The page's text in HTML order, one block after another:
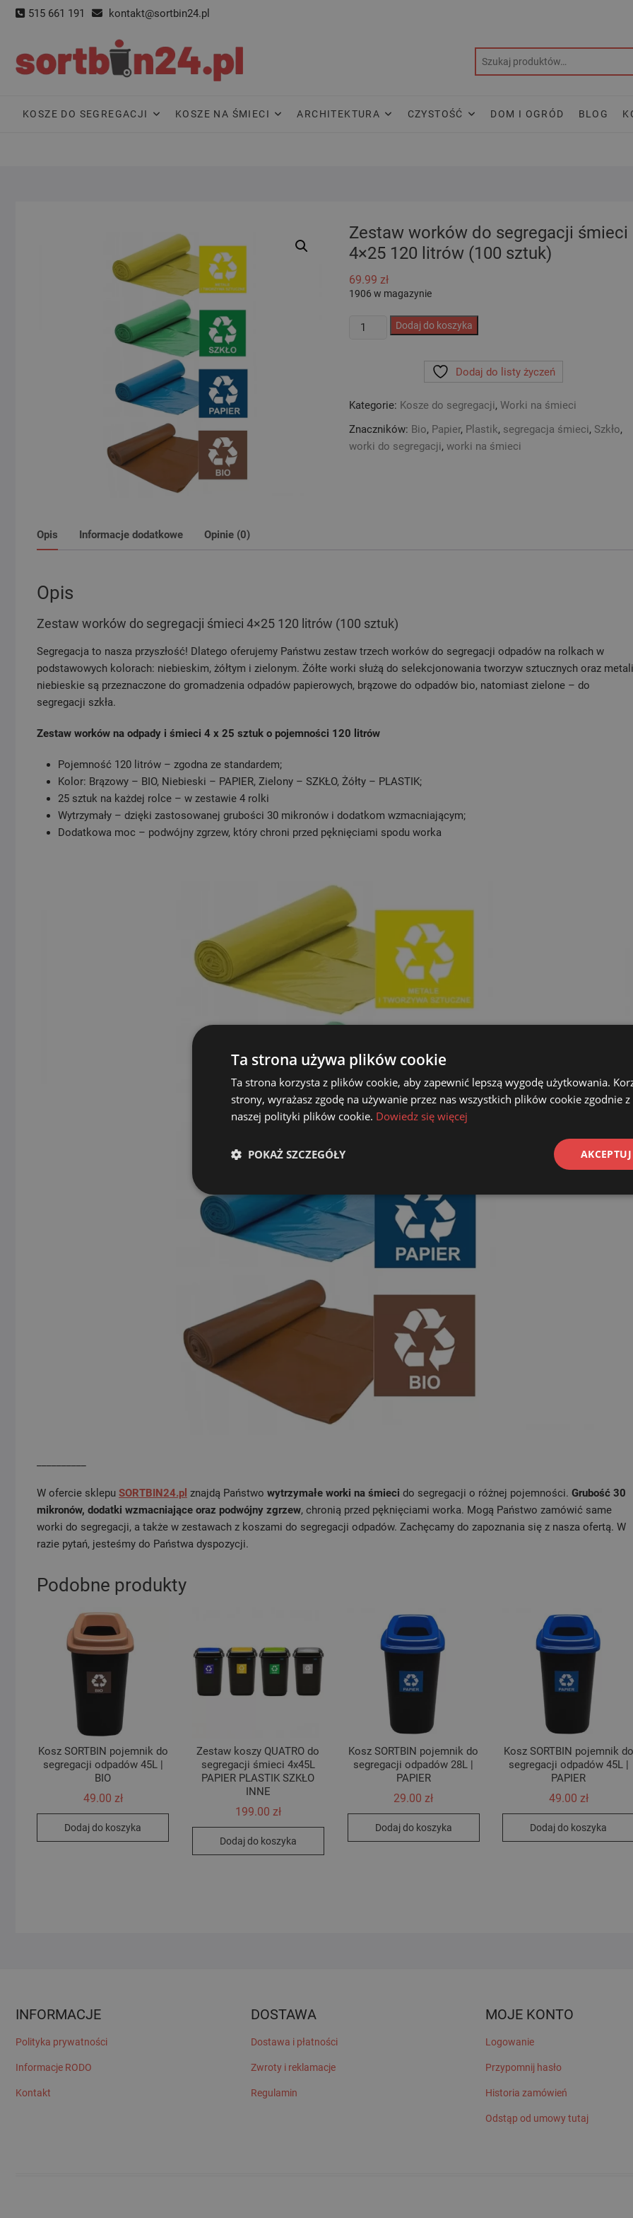
Skip
515 661 191 kontakt@sortbin24.pl
KOSZE DO SEGREGACJI KOSZE NA ŚMIECI ARCHITEKTURA CZYSTOŚĆ DOM I OGRÓD BLOG
Zestaw worków do segregacji śmieci
4×25 120 litrów (100 sztuk)
69.99 zł
1906 w magazynie
ilość
śmieci
4x25
120
Dodaj do koszyka
Dodaj do listy życzeń
Kategorie: Kosze do segregacji, Worki na śmieci
Znaczników: Bio, Papier, Plastik, segregacja śmieci, Szkło,
worki do segregacji, worki na śmieci
Opis Informacje dodatkowe Opinie (0)
Opis
Zestaw worków do segregacji śmieci 4×25 120 litrów (100 sztuk)
Segregacja to nasza przyszłość! Dlatego oferujemy Państwu zestaw trzech worków do segregacji odpadów na rolkach w
podstawowych kolorach: niebieskim, żółtym i zielonym. Żółte worki służą do selekcjonowania tworzyw sztucznych oraz
niebieskie są przeznaczone do gromadzenia odpadów papierowych, brązowe do odpadów bio, natomiast zielone – do
segregacji szkła.
Zestaw worków na odpady i śmieci 4 x 25 sztuk o pojemności 120 litrów
Pojemność 120 litrów – zgodna ze standardem;
Kolor: Brązowy – BIO, Niebieski – PAPIER, Zielony – SZKŁO, Żółty – PLASTIK;
25 sztuk na każdej rolce – w zestawie 4 rolki
Wytrzymały – dzięki zastosowanej grubości 30 mikronów i dodatkom wzmacniającym;
Dodatkowa moc – podwójny zgrzew, który chroni przed pęknięciami spodu worka
W ofercie sklepu SORTBIN24.pl znajdą Państwo wytrzymałe worki na śmieci do segregacji o różnej pojemności. Grubość 30
mikronów, dodatki wzmacniające oraz podwójny zgrzew, chronią przed pęknięciami worka. Mogą Państwo zamówić same
worki do segregacji, a także w zestawach z koszami do segregacji odpadów. Zachęcamy do zapoznania się z nasza ofertą. W
razie pytań, jesteśmy do Państwa dyspozycji.
Podobne produkty
Kosz SORTBIN pojemnik do
segregacji odpadów 45L |
BIO
49.00 zł
Dodaj do koszyka
Zestaw koszy QUATRO do
segregacji śmieci 4x45L
PAPIER PLASTIK SZKŁO
INNE
199.00 zł
Dodaj do koszyka
Kosz SORTBIN pojemnik do
segregacji odpadów 28L |
PAPIER
29.00zł
Dodaj do koszyka
Kosz SORTBIN pojemnik do
segregacji odpadów 45L |
PAPIER
49.00 zł
Dodaj do koszyka
INFORMACJE
Polityka prywatności
Informacje RODO
Kontakt
DOSTAWA
Dostawa i płatności
Zwroty i reklamacje
Regulamin
MOJE KONTO
Logowanie
Przypomnij hasło
Historia zamówień
Odstąp od umowy tutaj
Ta strona używa plików cookie
Ta strona korzysta z plików cookie, aby zapewnić lepszą wygodę użytkowania.
strony, wyrażasz zgodę na używanie przez nas wszystkich plików cookie zgodnie
naszej polityki plików cookie. Dowiedz się więcej
POKAŻ SZCZEGÓŁY